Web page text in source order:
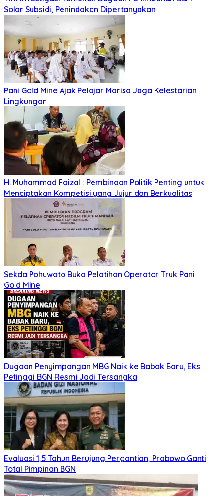
Solar Subsidi, Penindakan Dipertanyakan
Pani Gold Mine Ajak Pelajar Marisa Jaga Kelestarian
Lingkungan
H. Muhammad Faizal : Pembinaan Politik Penting untuk
Menciptakan Kompetisi yang Jujur dan Berkualitas
Sekda Pohuwato Buka Pelatihan Operator Truk Pani
Gold Mine
Dugaan Penyimpangan MBG Naik ke Babak Baru, Eks
Petinggi BGN Resmi Jadi Tersangka
Evaluasi 1,5 Tahun Berujung Pergantian, Prabowo Ganti
Total Pimpinan BGN